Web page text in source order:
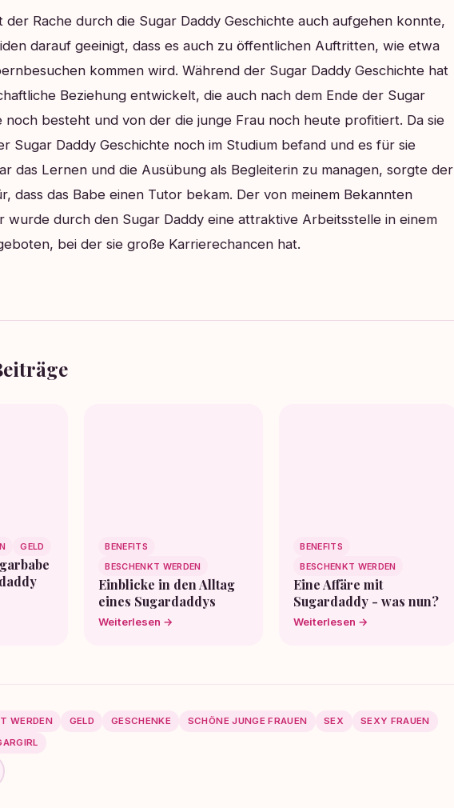
der Rache durch die Sugar Daddy Geschichte auch aufgehen konnte,
darauf geeinigt, dass es auch zu öffentlichen Auftritten, wie etwa
kommen wird. Während der Sugar Daddy Geschichte hat
Beziehung entwickelt, die auch nach dem Ende der Sugar
noch besteht und von der die junge Frau noch heute profitiert. Da sie
Sugar Daddy Geschichte noch im Studium befand und es für sie
das Lernen und die Ausübung als Begleiterin zu managen, sorgte der
dass das Babe einen Tutor bekam. Der von meinem Bekannten
wurde durch den Sugar Daddy eine attraktive Arbeitsstelle in einem
bei der sie große Karrierechancen hat.
GELD
BENEFITS
BESCHENKT WERDEN
Einblicke in den Alltag
eines Sugardaddys
Weiterlesen →
BENEFITS
BESCHENKT WERDEN
Eine Affäre mit
Sugardaddy - was nun?
Weiterlesen →
WERDEN GELD GESCHENKE SCHÖNE JUNGE FRAUEN SEX
SEXY FRAUEN